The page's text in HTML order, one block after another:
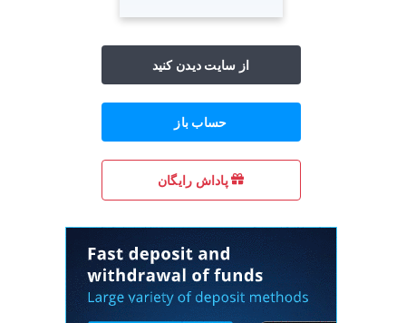
از سایت دیدن کنید
حساب باز
پاداش رایگان